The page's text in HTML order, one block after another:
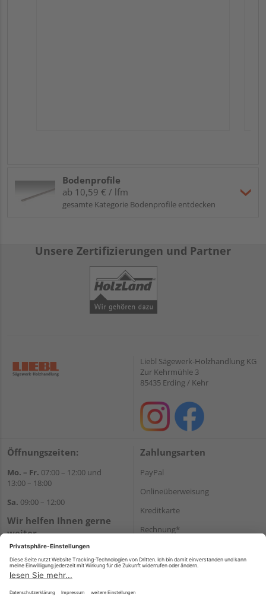
Bodenprofile
ab 10,59 € / lfm
gesamte Kategorie Bodenprofile entdecken
Unsere Zertifizierungen und Partner
Liebl Sägewerk-Holzhandlung KG
Zur Kehrmühle 3
85435 Erding / Kehr
Öffnungszeiten:
Mo. – Fr. 07:00 – 12:00 und
13:00 – 18:00
Sa. 09:00 – 12:00
Wir helfen Ihnen gerne
weiter
Tel.:+49 8122 14197
E-Mail:vertrieb@holz-liebl.de
Zahlungsarten
PayPal
Onlineüberweisung
Kreditkarte
Rechnung*
Versand